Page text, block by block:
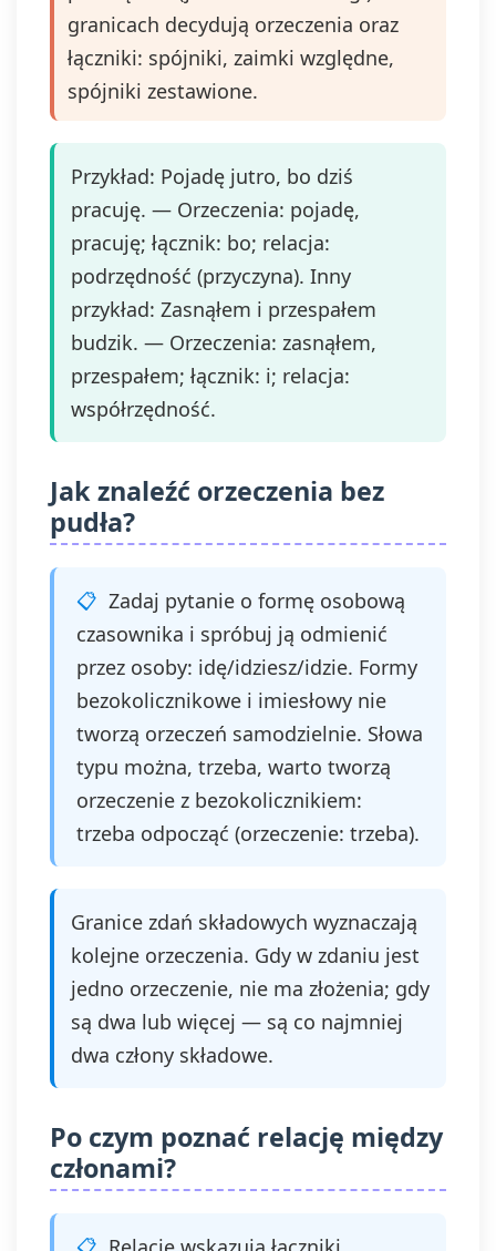
granicach decydują orzeczenia oraz
łączniki: spójniki, zaimki względne,
spójniki zestawione.
Przykład: Pojadę jutro, bo dziś
pracuję. — Orzeczenia: pojadę,
pracuję; łącznik: bo; relacja:
podrzędność (przyczyna). Inny
przykład: Zasnąłem i przespałem
budzik. — Orzeczenia: zasnąłem,
przespałem; łącznik: i; relacja:
współrzędność.
Jak znaleźć orzeczenia bez
pudła?
Zadaj pytanie o formę osobową
czasownika i spróbuj ją odmienić
przez osoby: idę/idziesz/idzie. Formy
bezokolicznikowe i imiesłowy nie
tworzą orzeczeń samodzielnie. Słowa
typu można, trzeba, warto tworzą
orzeczenie z bezokolicznikiem:
trzeba odpocząć (orzeczenie: trzeba).
Granice zdań składowych wyznaczają
kolejne orzeczenia. Gdy w zdaniu jest
jedno orzeczenie, nie ma złożenia; gdy
są dwa lub więcej — są co najmniej
dwa człony składowe.
Po czym poznać relację między
członami?